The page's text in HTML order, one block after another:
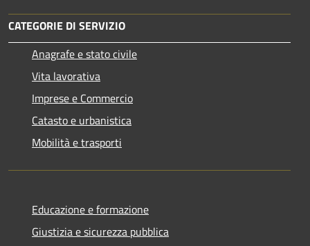
CATEGORIE DI SERVIZIO
Anagrafe e stato civile
Vita lavorativa
Imprese e Commercio
Catasto e urbanistica
Mobilità e trasporti
Educazione e formazione
Giustizia e sicurezza pubblica